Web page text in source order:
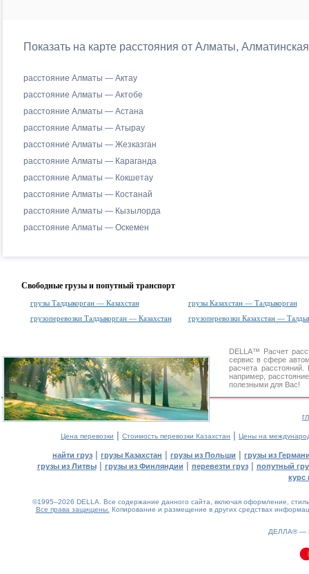
Показать на карте расстояния от Алматы,
расстояние Алматы — Актау
расстояние Алматы — Актобе
расстояние Алматы — Астана
расстояние Алматы — Атырау
расстояние Алматы — Жезказган
расстояние Алматы — Караганда
расстояние Алматы — Кокшетау
расстояние Алматы — Костанай
расстояние Алматы — Кызылорда
расстояние Алматы — Оскемен
Свободные грузы и попутный транспорт
грузы Талдыкорган — Казахстан
грузы Казахстан — Талдыкорган
грузоперевозки Талдыкорган — Казахстан
грузоперевозки Казахстан —
DELLA™ Расчет
сервис в сфере
расчета
например,
полезными для Вас!
Цена перевозки | Стоимость перевозки Казахстан | Цены на
найти груз | грузы Казахстан | грузы из Польши | грузы из
грузы из Литвы| грузы из Финляндии | перевезти груз| попутный
курс
©1995–2026 DELLA. Все содержание данного сайта, включая оформление,
Все права защищены. Копирование и размещение в других средствах
ДЕЛЛА® —